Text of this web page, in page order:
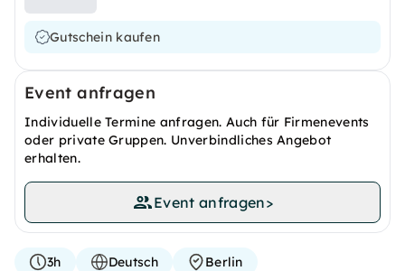
Gutschein kaufen
Event anfragen
Individuelle Termine anfragen. Auch für Firmenevents
oder private Gruppen. Unverbindliches Angebot
erhalten.
Event anfragen>
3h Deutsch Berlin